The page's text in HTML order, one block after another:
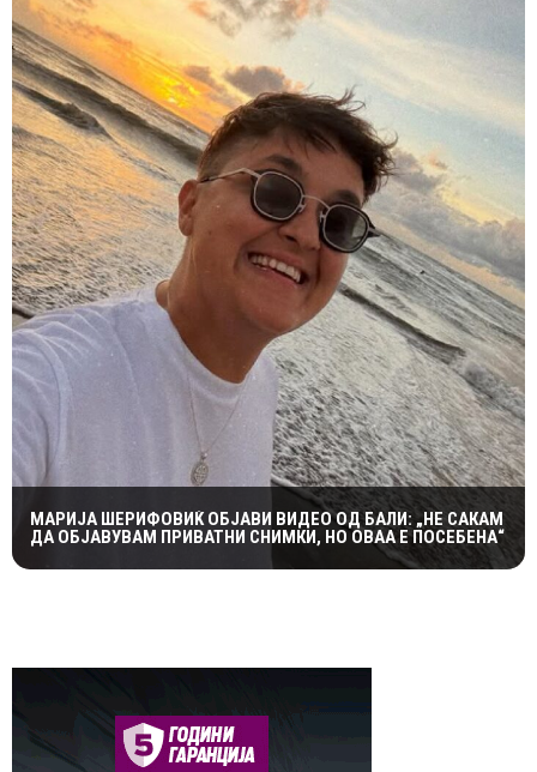
МАРИЈА ШЕРИФОВИЌ ОБЈАВИ ВИДЕО ОД БАЛИ: „НЕ САКАМ
ДА ОБЈАВУВАМ ПРИВАТНИ СНИМКИ, НО ОВАА Е ПОСЕБЕНА“